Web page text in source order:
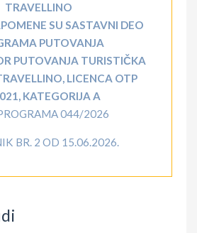
TRAVELLINO
SU SASTAVNI DEO
PUTOVANJA
PUTOVANJA TURISTIČKA
LICENCA OTP
KATEGORIJA A
044/2026
BR. 2 OD 15.06.2026.